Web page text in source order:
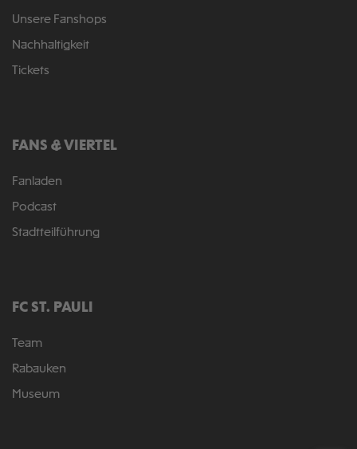
Unsere Fanshops
Nachhaltigkeit
Tickets
FANS & VIERTEL
Fanladen
Podcast
Stadtteilführung
FC ST. PAULI
Team
Rabauken
Museum